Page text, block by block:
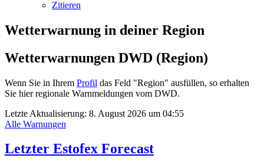
Zitieren
Wetterwarnung in deiner Region
Wetterwarnungen DWD (Region)
Wenn Sie in Ihrem Profil das Feld "Region" ausfüllen, so erhalten
Sie hier regionale Warnmeldungen vom DWD.
Letzte Aktualisierung: 8. August 2026 um 04:55
Alle Warnungen
Letzter Estofex Forecast